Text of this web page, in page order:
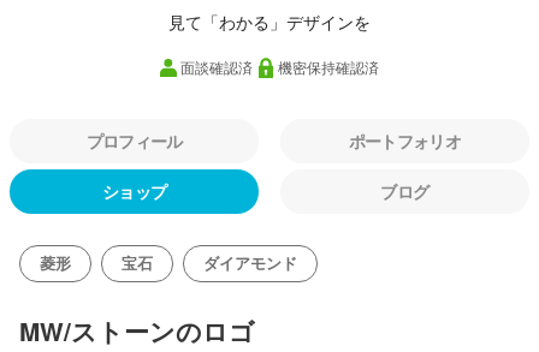
見て「わかる」デザインを
面談確認済 機密保持確認済
プロフィール ポートフォリオ
ショップ ブログ
菱形 宝石 ダイアモンド
MW/ストーンのロゴ